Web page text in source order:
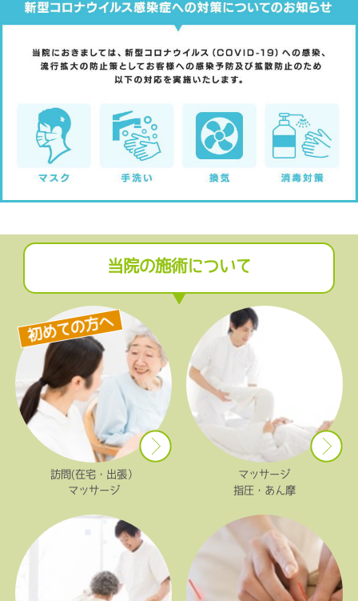
当院の施術について
初めての方へ
訪問(在宅・出張）
マッサージ
マッサージ
指圧・あん摩